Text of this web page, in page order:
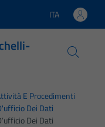
Lingua attiva:
ITA
E Procedimenti
Dei Dati
Dei Dati